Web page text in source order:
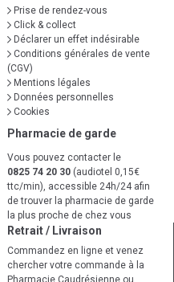
Prise de rendez-vous
Click & collect
Déclarer un effet indésirable
Conditions générales de vente
(CGV)
Mentions légales
Données personnelles
Cookies
Pharmacie de garde
Vous pouvez contacter le
0825 74 20 30 (audiotel 0,15€
ttc/min), accessible 24h/24 afin
de trouver la pharmacie de garde
la plus proche de chez vous
Retrait / Livraison
Commandez en ligne et venez
chercher votre commande à la
Pharmacie Caudrésienne ou